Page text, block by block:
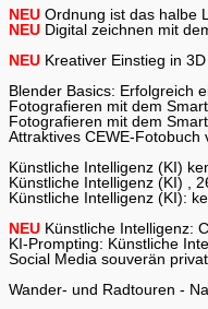
NEU Ordnung ist das halbe
NEU Digital zeichnen mit
NEU Kreativer Einstieg in
Blender Basics: Erfolgreich
Fotografieren mit dem
Fotografieren mit dem
Attraktives CEWE-Fotobuch
Künstliche Intelligenz (KI)
Künstliche Intelligenz (KI) ,
Künstliche Intelligenz (KI):
NEU Künstliche Intelligenz:
KI-Prompting: Künstliche
Social Media souverän
Wander- und Radtouren -